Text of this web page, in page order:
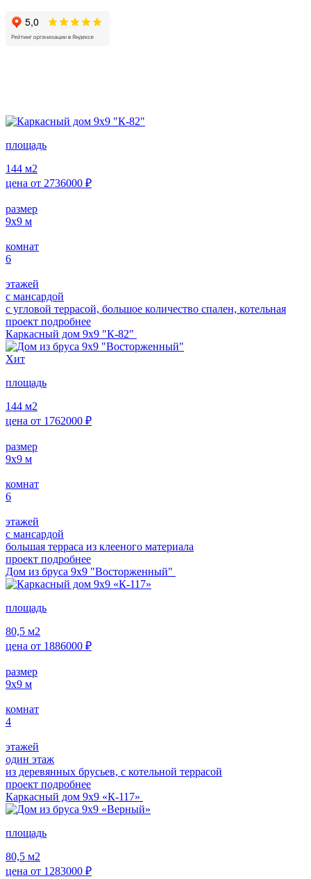
площадь
144 м2
цена от 2736000 ₽
размер
9х9 м
комнат
6
этажей
с мансардой
с угловой террасой, большое количество спален, котельная
проект подробнее
Каркасный дом 9х9 "К-82"
Хит
площадь
144 м2
цена от 1762000 ₽
размер
9х9 м
комнат
6
этажей
с мансардой
большая терраса из клееного материала
проект подробнее
Дом из бруса 9х9 "Восторженный"
площадь
80,5 м2
цена от 1886000 ₽
размер
9х9 м
комнат
4
этажей
один этаж
из деревянных брусьев, с котельной террасой
проект подробнее
Каркасный дом 9х9 «К-117»
площадь
80,5 м2
цена от 1283000 ₽